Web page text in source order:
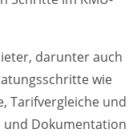
darunter auch
wie
Tarifvergleiche und
und Dokumentation